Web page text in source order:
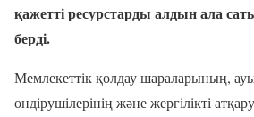
қажетті ресурстарды алдын ала
берді.
Мемлекеттік қолдау шараларының,
өндірушілерінің және жергілікті